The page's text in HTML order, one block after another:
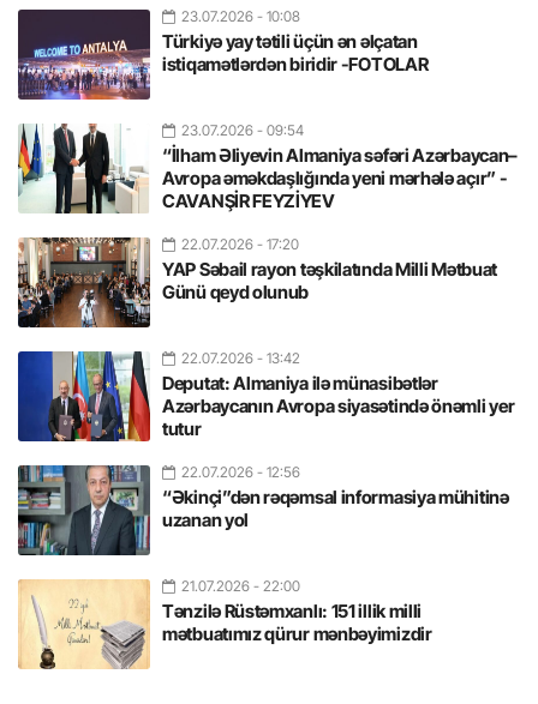
23.07.2026 - 10:08
Türkiyə yay tətili üçün ən əlçatan
istiqamətlərdən biridir -FOTOLAR
23.07.2026 - 09:54
“İlham Əliyevin Almaniya səfəri Azərbaycan–
Avropa əməkdaşlığında yeni mərhələ açır” -
CAVANŞİR FEYZİYEV
22.07.2026 - 17:20
YAP Səbail rayon təşkilatında Milli Mətbuat
Günü qeyd olunub
22.07.2026 - 13:42
Deputat: Almaniya ilə münasibətlər
Azərbaycanın Avropa siyasətində önəmli yer
tutur
22.07.2026 - 12:56
“Əkinçi”dən rəqəmsal informasiya mühitinə
uzanan yol
21.07.2026 - 22:00
Tənzilə Rüstəmxanlı: 151 illik milli
mətbuatımız qürur mənbəyimizdir